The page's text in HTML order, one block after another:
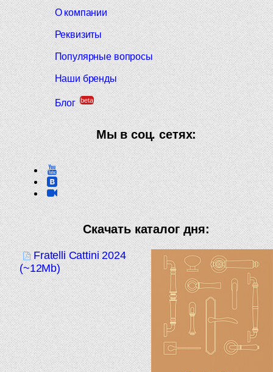
О компании
Реквизиты
Популярные вопросы
Наши бренды
Блог beta
Мы в соц. сетях:
Скачать каталог дня:
Fratelli Cattini 2024
(~12Mb)